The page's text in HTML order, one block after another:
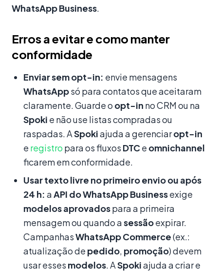
WhatsApp Business.
Erros a evitar e como manter
conformidade
Enviar sem opt-in: envie mensagens
WhatsAppsó para contatos que aceitaram
claramente. Guarde o opt-in no CRM ou na
Spoki e não use listas compradas ou
raspadas. ASpokiajuda a gerenciaropt-in
e registro para os fluxos DTCe omnichannel
ficarem em conformidade.
Usar texto livre no primeiro envio ou após
24 h: aAPI do WhatsApp Businessexige
modelos aprovadospara a primeira
mensagem ou quando asessãoexpirar.
CampanhasWhatsApp Commerce(ex.:
atualização de pedido, promoção) devem
usar esses modelos. ASpokiajuda a criar e